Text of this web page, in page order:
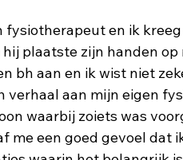
fysiotherapeut en ik
plaatste zijn handen
bh aan en ik wist niet
verhaal aan mijn eigen
waarbij zoiets was
me een goed gevoel dat